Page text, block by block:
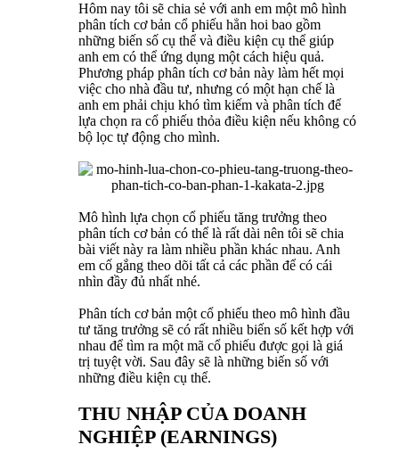
Hôm nay tôi sẽ chia sẻ với anh em một mô hình
phân tích cơ bản cổ phiếu hẳn hoi bao gồm
những biến số cụ thể và điều kiện cụ thể giúp
anh em có thể ứng dụng một cách hiệu quả.
Phương pháp phân tích cơ bản này làm hết mọi
việc cho nhà đầu tư, nhưng có một hạn chế là
anh em phải chịu khó tìm kiếm và phân tích để
lựa chọn ra cổ phiếu thỏa điều kiện nếu không có
bộ lọc tự động cho mình.
Mô hình lựa chọn cổ phiếu tăng trưởng theo
phân tích cơ bản có thể là rất dài nên tôi sẽ chia
bài viết này ra làm nhiều phần khác nhau. Anh
em cố gắng theo dõi tất cả các phần để có cái
nhìn đầy đủ nhất nhé.
Phân tích cơ bản một cổ phiếu theo mô hình đầu
tư tăng trưởng sẽ có rất nhiều biến số kết hợp với
nhau để tìm ra một mã cổ phiếu được gọi là giá
trị tuyệt vời. Sau đây sẽ là những biến số với
những điều kiện cụ thể.
THU NHẬP CỦA DOANH
NGHIỆP (EARNINGS)